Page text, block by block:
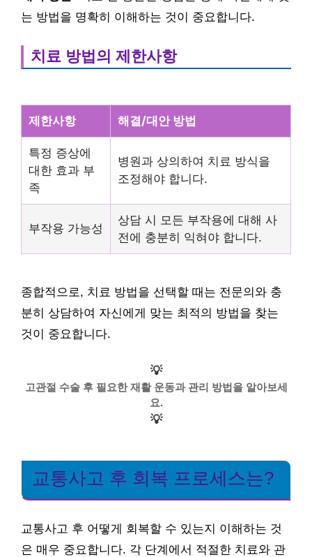
는 방법을 명확히 이해하는 것이 중요합니다.
치료 방법의 제한사항
제한사항 해결/대안 방법
특정 증상에
대한 효과 부
족
병원과 상의하여 치료 방식을
조정해야 합니다.
부작용 가능성
상담 시 모든 부작용에 대해 사
전에 충분히 익혀야 합니다.
종합적으로, 치료 방법을 선택할 때는 전문의와 충
분히 상담하여 자신에게 맞는 최적의 방법을 찾는
것이 중요합니다.
💡
고관절 수술 후 필요한 재활 운동과 관리 방법을 알아보세
요.
💡
교통사고 후 회복 프로세스는?
교통사고 후 어떻게 회복할 수 있는지 이해하는 것
은 매우 중요합니다. 각 단계에서 적절한 치료와 관